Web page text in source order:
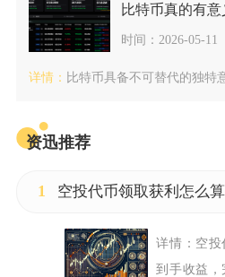
比特币真的有意
时间：2026-05-11
详情： 比特币具备不可替代的独特意义，其
资迅推荐
1 空投代币领取获利怎么算
详情： 空投
到手收益，